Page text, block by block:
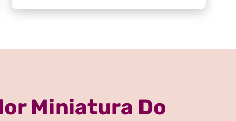
Miniatura Do